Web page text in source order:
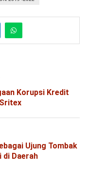
Korupsi Kredit
Ujung Tombak
di Daerah